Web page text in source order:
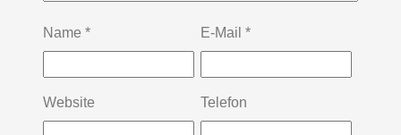
Name * E-Mail *
Website Telefon